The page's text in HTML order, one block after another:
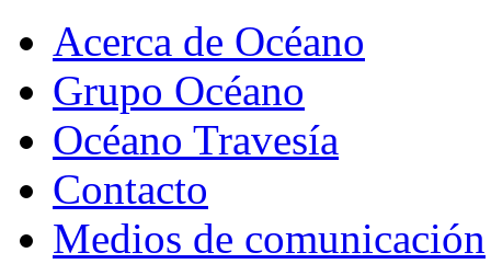
Acerca de Océano
Grupo Océano
Océano Travesía
Contacto
Medios de comunicación